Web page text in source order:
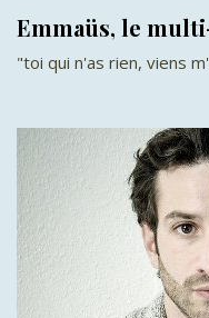
Emmaüs, le
"toi qui n'as rien, viens